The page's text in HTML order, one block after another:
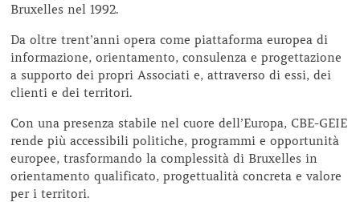
Bruxelles nel 1992.
Da oltre trent’anni opera come piattaforma europea di
informazione, orientamento, consulenza e progettazione
a supporto dei propri Associati e, attraverso di essi, dei
clienti e dei territori.
Con una presenza stabile nel cuore dell’Europa, CBE-GEIE
rende più accessibili politiche, programmi e opportunità
europee, trasformando la complessità di Bruxelles in
orientamento qualificato, progettualità concreta e valore
per i territori.